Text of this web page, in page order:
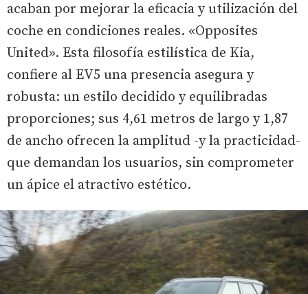
acaban por mejorar la eficacia y utilización del
coche en condiciones reales. «Opposites
United». Esta filosofía estilística de Kia,
confiere al EV5 una presencia asegura y
robusta: un estilo decidido y equilibradas
proporciones; sus 4,61 metros de largo y 1,87
de ancho ofrecen la amplitud -y la practicidad-
que demandan los usuarios, sin comprometer
un ápice el atractivo estético.